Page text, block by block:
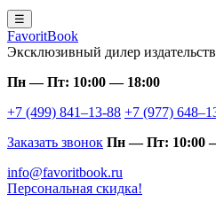
☰
FavoritBook
Эксклюзивный дилер
Пн — Пт: 10:00 — 18:00
+7 (499) 841–13-88 +7 (977)
Заказать звонок Пн — Пт: 10:00
info@favoritbook.ru
Персональная скидка!